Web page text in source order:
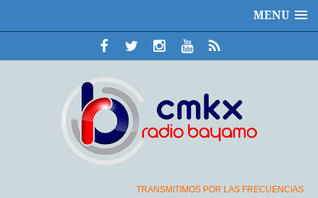
MENU
TRANSMITIMOS POR LAS FRECUENCIAS